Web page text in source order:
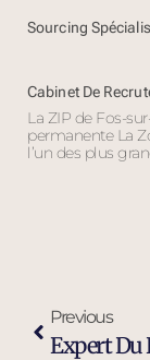
Sourcing
Cabinet De
La ZIP de Fos-
permanente La
l’un des plus
Previous